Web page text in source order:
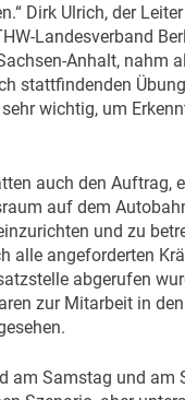
Dirk Ulrich, der
Landesverband
Anhalt, nahm
stattfindenden
wichtig, um
auch den Auftrag,
auf dem
und zu
alle angeforderten
abgerufen
zur Mitarbeit in
am Samstag und am